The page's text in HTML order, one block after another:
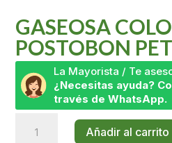
GASEOSA
POSTOBON
La Mayorista / Te
¿Necesitas ayuda?
través de WhatsApp.
COLOMBIANA
Añadir al carrito